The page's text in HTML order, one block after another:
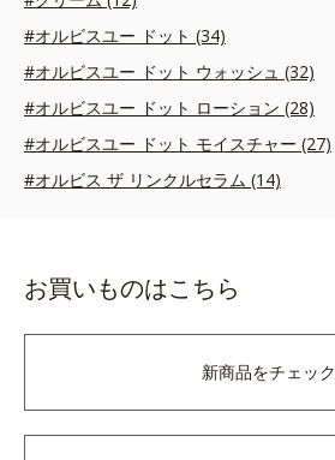
#オルビスユー ドット (34)
#オルビスユー ドット ウォッシュ (32)
#オルビスユー ドット ローション (28)
#オルビスユー ドット モイスチャー (27)
#オルビス ザ リンクルセラム (14)
お買いものはこちら
新商品をチェック